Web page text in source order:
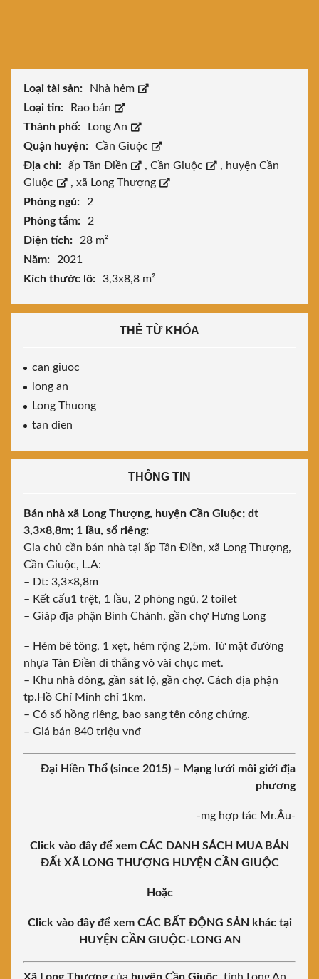
Loại tài sản:
Nhà hẻm
Loại tin:
Rao bán
Thành phố:
Long An
Quận huyện:
Cần Giuộc
Địa chỉ:
ấp Tân Điền , Cần Giuộc , huyện Cần
Giuộc
, xã Long Thượng
Phòng ngủ:
2
Phòng tắm:
2
Diện tích:
28 m²
Năm:
2021
Kích thước lô:
3,3x8,8 m²
THẺ TỪ KHÓA
can giuoc
long an
Long Thuong
tan dien
THÔNG TIN
Bán nhà xã Long Thượng, huyện Cần Giuộc; dt
3,3×8,8m; 1 lầu, sổ riêng:
Gia chủ cần bán nhà tại ấp Tân Điền, xã Long Thượng,
Cần Giuộc, L.A:
– Dt: 3,3×8,8m
– Kết cấu1 trệt, 1 lầu, 2 phòng ngủ, 2 toilet
– Giáp địa phận Bình Chánh, gần chợ Hưng Long
– Hẻm bê tông, 1 xẹt, hẻm rộng 2,5m. Từ mặt đường
nhựa Tân Điền đi thẳng vô vài chục met.
– Khu nhà đông, gần sát lộ, gần chợ. Cách địa phận
tp.Hồ Chí Minh chỉ 1km.
– Có sổ hồng riêng, bao sang tên công chứng.
– Giá bán 840 triệu vnđ
Đại Hiền Thổ (since 2015) – Mạng lưới môi giới địa
phương
-mg hợp tác Mr.Âu-
Click vào đây để xem CÁC DANH SÁCH MUA BÁN
ĐẤt XÃ LONG THƯỢNG HUYỆN CẦN GIUỘC
Hoặc
Click vào đây để xem CÁC BẤT ĐỘNG SẢN khác tại
HUYỆN CẦN GIUỘC-LONG AN